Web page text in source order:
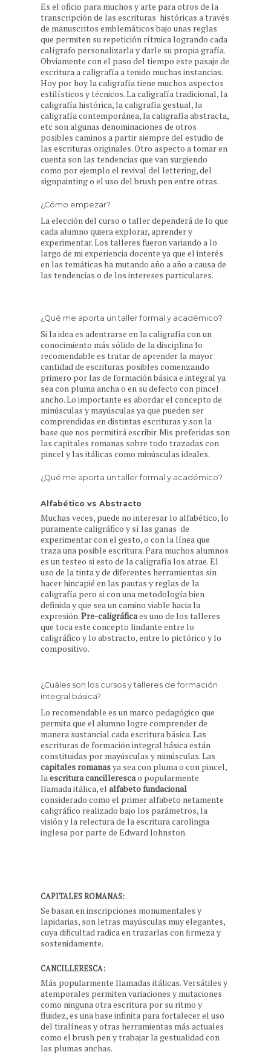
Es el oficio para muchos y arte para otros de la
transcripción de las escrituras históricas a través
de manuscritos emblemáticos bajo unas reglas
que permiten su repetición rítmica logrando cada
calígrafo personalizarla y darle su propia grafía.
Obviamente con el paso del tiempo este pasaje de
escritura a caligrafía a tenido muchas instancias.
Hoy por hoy la caligrafía tiene muchos aspectos
estilísticos y técnicos. La caligrafía tradicional, la
caligrafía histórica, la caligrafía gestual, la
caligrafía contemporánea, la caligrafía abstracta,
etc son algunas denominaciones de otros
posibles caminos a partir siempre del estudio de
las escrituras originales. Otro aspecto a tomar en
cuenta son las tendencias que van surgiendo
como por ejemplo el revival del lettering, del
signpainting o el uso del brush pen entre otras.
¿Cómo empezar?
La elección del curso o taller dependerá de lo que
cada alumno quiera explorar, aprender y
experimentar. Los talleres fueron variando a lo
largo de mi experiencia docente ya que el interés
en las temáticas ha mutando año a año a causa de
las tendencias o de los intereses particulares.
¿Qué me aporta un taller formal y académico?
Si la idea es adentrarse en la caligrafía con un
conocimiento más sólido de la disciplina lo
recomendable es tratar de aprender la mayor
cantidad de escrituras posibles comenzando
primero por las de formación básica e integral ya
sea con pluma ancha o en su defecto con pincel
ancho. Lo importante es abordar el concepto de
minúsculas y mayúsculas ya que pueden ser
comprendidas en distintas escrituras y son la
base que nos permitirá escribir. Mis preferidas son
las capitales romanas sobre todo trazadas con
pincel y las itálicas como minúsculas ideales.
¿Qué me aporta un taller formal y académico?
Alfabético vs Abstracto
Muchas veces, puede no interesar lo alfabético, lo
puramente caligráfico y sí las ganas de
experimentar con el gesto, o con la línea que
traza una posible escritura. Para muchos alumnos
es un testeo si esto de la caligrafía los atrae. El
uso de la tinta y de diferentes herramientas sin
hacer hincapié en las pautas y reglas de la
caligrafía pero si con una metodología bien
definida y que sea un camino viable hacia la
expresión.Pre-caligráficaes uno de los talleres
que toca este concepto lindante entre lo
caligráfico y lo abstracto, entre lo pictórico y lo
compositivo.
¿Cuáles son los cursos y talleres de formación
integral básica?
Lo recomendable es un marco pedagógico que
permita que el alumno logre comprender de
manera sustancial cada escritura básica. Las
escrituras de formación integral básica están
constituidas por mayúsculas y minúsculas. Las
capitales romanasya sea con pluma o con pincel,
laescritura cancillerescao popularmente
llamada itálica, elalfabeto fundacional
considerado como el primer alfabeto netamente
caligráfico realizado bajo los parámetros, la
visión y la relectura de la escritura carolingia
inglesa por parte de Edward Johnston.
CAPITALES ROMANAS:
Se basan en inscripciones monumentales y
lapidarias, son letras mayúsculas muy elegantes,
cuya dificultad radica en trazarlas con ﬁrmeza y
sostenidamente.
CANCILLERESCA:
Más popularmente llamadas itálicas. Versátiles y
atemporales permiten variaciones y mutaciones
como ninguna otra escritura por su ritmo y
fluidez, es una base infinita para fortalecer el uso
del tiralíneas y otras herramientas más actuales
como el brush pen y trabajar la gestualidad con
las plumas anchas.